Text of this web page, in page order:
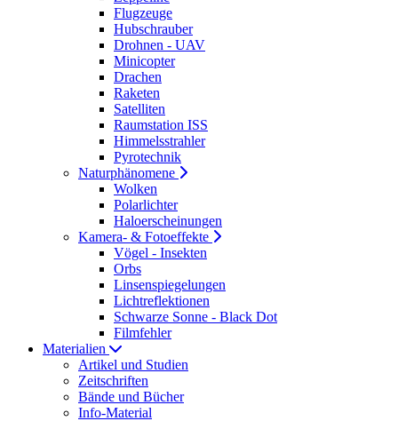
Flugzeuge
Hubschrauber
Drohnen - UAV
Minicopter
Drachen
Raketen
Satelliten
Raumstation ISS
Himmelsstrahler
Pyrotechnik
Naturphänomene
Wolken
Polarlichter
Haloerscheinungen
Kamera- & Fotoeffekte
Vögel - Insekten
Orbs
Linsenspiegelungen
Lichtreflektionen
Schwarze Sonne - Black Dot
Filmfehler
Materialien
Artikel und Studien
Zeitschriften
Bände und Bücher
Info-Material